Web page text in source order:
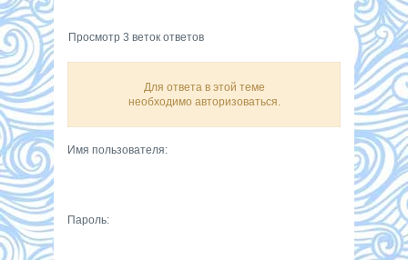
Просмотр 3 веток ответов
Для ответа в этой теме
необходимо авторизоваться.
Имя пользователя:
Пароль: